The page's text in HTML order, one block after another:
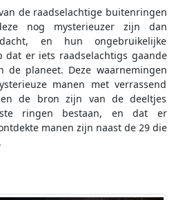
de raadselachtige buitenringen
nog mysterieuzer zijn dan
en hun ongebruikelijke
dat er iets raadselachtigs gaande
de planeet. Deze waarnemingen
manen met verrassend
de bron zijn van de deeltjes
ringen bestaan, en dat er
manen zijn naast de 29 die